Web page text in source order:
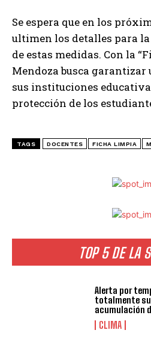
TOP 5 DE LA
Alerta por
totalmente
acumulación
CLIMA
Se espera que en los
ultimen los detalles para
de estas medidas. Con la
Mendoza busca garantizar
sus instituciones
protección de los
TAGS DOCENTES FICHA LIMPIA